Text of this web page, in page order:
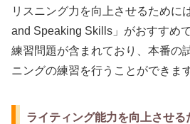
リスニング力を向上させるために
and Speaking Skills」がおすすめ
練習問題が含まれており、本番の
ニングの練習を行うことができます
ライティング能力を向上させる